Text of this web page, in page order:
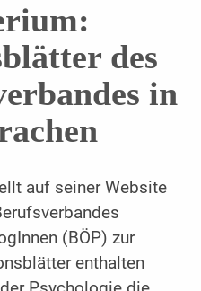
des
in
auf seiner Website
(BÖP) zur
enthalten